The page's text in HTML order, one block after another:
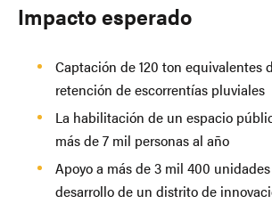
Impacto esperado
Captación de 120 ton equivalentes
retención de escorrentías pluviales
La habilitación de un espacio
más de 7 mil personas al año
Apoyo a más de 3 mil 400
desarrollo de un distrito de